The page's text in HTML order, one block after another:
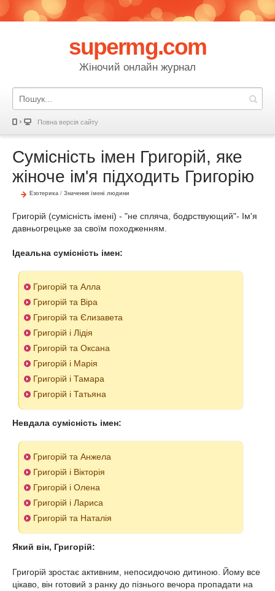
supermg.com
Жіночий онлайн журнал
Повна версія сайту
Сумісність імен Григорій, яке
жіноче ім'я підходить Григорію
Езотерика / Значення імені людини
Григорій (сумісність імені) - "не спляча, бодрствующий"- Ім'я
давньогрецьке за своїм походженням.
Ідеальна сумісність імен:
Григорій та Алла
Григорій та Віра
Григорій та Єлизавета
Григорій і Лідія
Григорій та Оксана
Григорій і Марія
Григорій і Тамара
Григорій і Татьянa
Невдала сумісність імен:
Григорій та Анжела
Григорій і Вікторія
Григорій і Олена
Григорій і Лариса
Григорій та Наталія
Який він, Григорій:
Григорій зростає активним, непосидючою дитиною. Йому все
цікаво, він готовий з ранку до пізнього вечора пропадати на